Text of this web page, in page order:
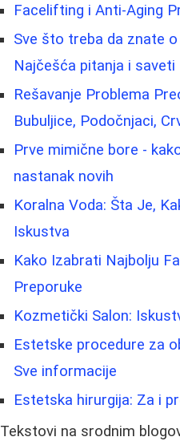
Facelifting i Anti-Aging
Sve što treba da znate
Najčešća pitanja i saveti
Rešavanje Problema
Bubuljice, Podočnjaci,
Prve mimične bore -
nastanak novih
Koralna Voda: Šta Je,
Iskustva
Kako Izabrati Najbolju
Preporuke
Kozmetički Salon:
Estetske procedure za
Sve informacije
Estetska hirurgija: Za i
Tekstovi na srodnim